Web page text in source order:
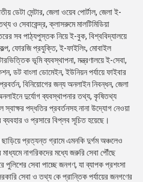
ডেটা সেন্টার, জেলা ওয়েব পোর্টাল, জেলা ই-
ও সেবাকেন্দ্র, ক্লাসরুমে মালটিমিডিয়া
সব পাঠ্যপুস্তক নিয়ে ই-বুক, বিশ্ববিদ্যালয়ে
ফোরজি প্রযুক্তি, ই-ফাইলিং, মোবাইল
ভূমি ব্যবস্থাপনা, মন্ত্রণালয়ে ই-সেবা,
ডট বাংলা ডোমেইন, ইউনিয়ন পর্যায়ে ফাইবার
বিনিয়োগের জন্য অনলাইন নিবন্ধন, জেলা
দুর্যোগ ব্যবস্থাপনার তথ্য, কৃষিতথ্য
পদ্ধতির প্রবর্তনসহ নানা উদ্যোগ নেওয়া
ব্যবহার ও প্রসারে বিপ্লব সূচিত হয়েছে।
প্রত্যন্ত গ্রামে এমনকি দুর্গম অঞ্চলেও
নাগরিকদের মধ্যে জরুরি সেবা পৌঁছে
সেবা পাচ্ছে জনগণ, যা ব্যাপক প্রশংসা
সেবা ও তথ্য কে প্রান্তিক পর্যায়ের জনগণের